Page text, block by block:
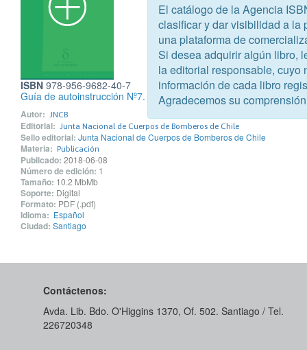
ISBN 978-956-9682-40-7
Guía de autoinstrucción Nº7. Técnicas de búsqueda y rescate en
Autor: JNCB
Editorial: Junta Nacional de Cuerpos de Bomberos de Chile
Sello editorial: Junta Nacional de Cuerpos de Bomberos de Chile
Materia: Publicación
Publicado: 2018-06-08
Número de edición: 1
Tamaño: 10.2 MbMb
Soporte: Digital
Formato: PDF (.pdf)
Idioma: Español
Ciudad: Santiago
Contáctenos:
Avda. Lib. Bdo. O'Higgins 1370, Of. 502. Santiago / Tel.
226720348
El catálogo de la Agencia
clasificar y dar visibilidad a la
una plataforma de
Si desea adquirir algún libro,
la editorial responsable, cuyo
información de cada libro
Agradecemos su